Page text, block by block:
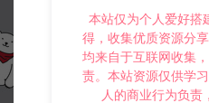
本站仅为个人爱好搭
得，收集优质资源分
均来自于互联网收集
责。本站资源仅供学
人的商业行为负责